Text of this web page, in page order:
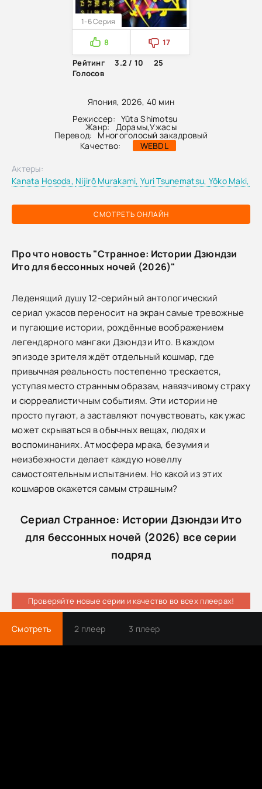
Япония, 2026, 40 мин
Режиссер: Yûta Shimotsu
Жанр: Дорамы,Ужасы
Перевод:
Многоголосый закадровый
Качество:
WEBDL
1-6 Серия
8
17
Рейтинг
3.2 / 10
25
Голосов
СМОТРЕТЬ ОНЛАЙН
Актеры:
Kanata Hosoda, Nijirô Murakami, Yuri Tsunematsu, Yôko Maki,
Про что новость "Странное: Истории Дзюндзи
Ито для бессонных ночей (2026)"
Леденящий душу 12-серийный антологический
сериал ужасов переносит на экран самые тревожные
и пугающие истории, рождённые воображением
легендарного мангаки Дзюндзи Ито. В каждом
эпизоде зрителя ждёт отдельный кошмар, где
привычная реальность постепенно трескается,
уступая место странным образам, навязчивому страху
и сюрреалистичным событиям. Эти истории не
просто пугают, а заставляют почувствовать, как ужас
может скрываться в обычных вещах, людях и
воспоминаниях. Атмосфера мрака, безумия и
неизбежности делает каждую новеллу
самостоятельным испытанием. Но какой из этих
кошмаров окажется самым страшным?
Сериал Странное: Истории Дзюндзи Ито
для бессонных ночей (2026) все серии
подряд
Проверяйте новые серии и качество во всех плеерах!
Смотреть 2 плеер 3 плеер